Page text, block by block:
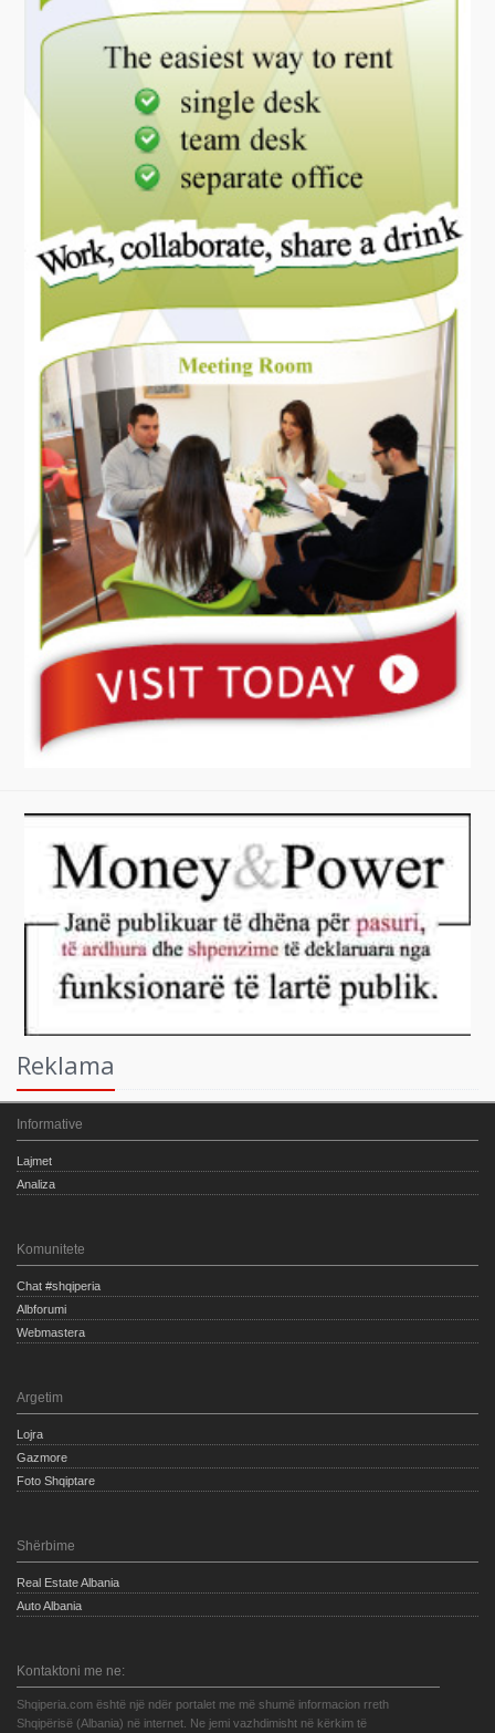
Reklama
Informative
Lajmet
Analiza
Komunitete
Chat #shqiperia
Albforumi
Webmastera
Argetim
Lojra
Gazmore
Foto Shqiptare
Shërbime
Real Estate Albania
Auto Albania
Kontaktoni me ne:
Shqiperia.com është një ndër portalet me më shumë informacion rreth
Shqipërisë (Albania) në internet. Ne jemi vazhdimisht në kërkim të